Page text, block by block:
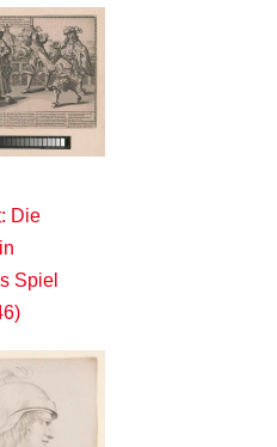
Die
Spiel